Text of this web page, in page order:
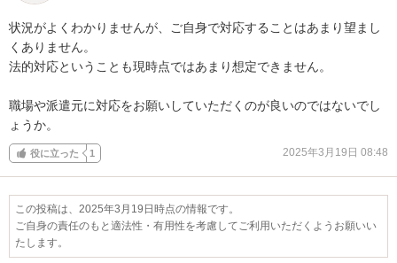
状況がよくわかりませんが、ご自身で対応することはあまり望まし
くありません。
法的対応ということも現時点ではあまり想定できません。
職場や派遣元に対応をお願いしていただくのが良いのではないでし
ょうか。
役に立った 1 2025年3月19日 08:48
この投稿は、2025年3月19日時点の情報です。
ご自身の責任のもと適法性・有用性を考慮してご利用いただくようお願いい
たします。